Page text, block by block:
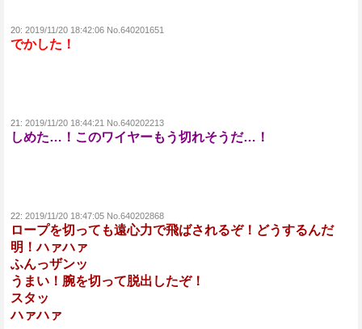
20: 2019/11/20 18:42:06 No.640201651
でかした！
21: 2019/11/20 18:44:21 No.640202213
しめた…！このワイヤーもう切れそうだ…！
22: 2019/11/20 18:47:05 No.640202868
ロープを切っても遠心力で飛ばされるぞ！どうするんだ
明！ハァハァ
ふんっザンッ
うまい！腕を切って脱出したぞ！
スタッ
ハァハァ